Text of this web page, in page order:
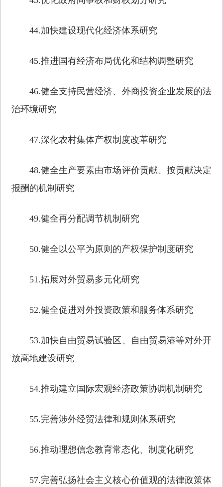
44.加快建设现代化经济体系研究
45.推进国有经济布局优化和结构调整研究
46.健全支持民营经济、外商投资企业发展的法
治环境研究
47.深化农村集体产权制度改革研究
48.健全生产要素由市场评价贡献、按贡献决定
报酬的机制研究
49.健全再分配调节机制研究
50.健全以公平为原则的产权保护制度研究
51.拓展对外贸易多元化研究
52.健全促进对外投资政策和服务体系研究
53.加快自由贸易试验区、自由贸易港等对外开
放高地建设研究
54.推动建立国际宏观经济政策协调机制研究
55.完善涉外经贸法律和规则体系研究
56.推动理想信念教育常态化、制度化研究
57.完善弘扬社会主义核心价值观的法律政策体